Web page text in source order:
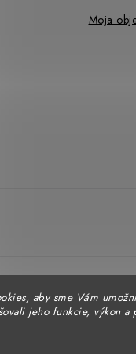
aby sme Vám
jeho funkcie, výkon a
Moja